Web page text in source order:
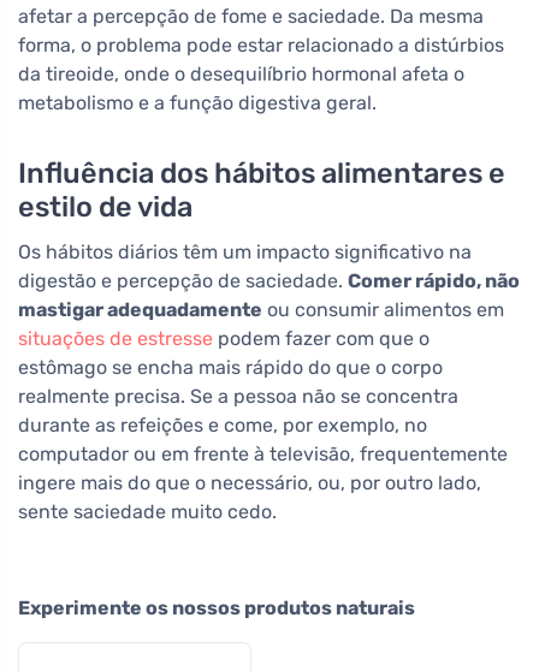
afetar a percepção de fome e saciedade. Da mesma
forma, o problema pode estar relacionado a distúrbios
da tireoide, onde o desequilíbrio hormonal afeta o
metabolismo e a função digestiva geral.
Influência dos hábitos alimentares e
estilo de vida
Os hábitos diários têm um impacto significativo na
digestão e percepção de saciedade. Comer rápido, não
mastigar adequadamente ou consumir alimentos em
situações de estresse podem fazer com que o
estômago se encha mais rápido do que o corpo
realmente precisa. Se a pessoa não se concentra
durante as refeições e come, por exemplo, no
computador ou em frente à televisão, frequentemente
ingere mais do que o necessário, ou, por outro lado,
sente saciedade muito cedo.
Experimente os nossos produtos naturais